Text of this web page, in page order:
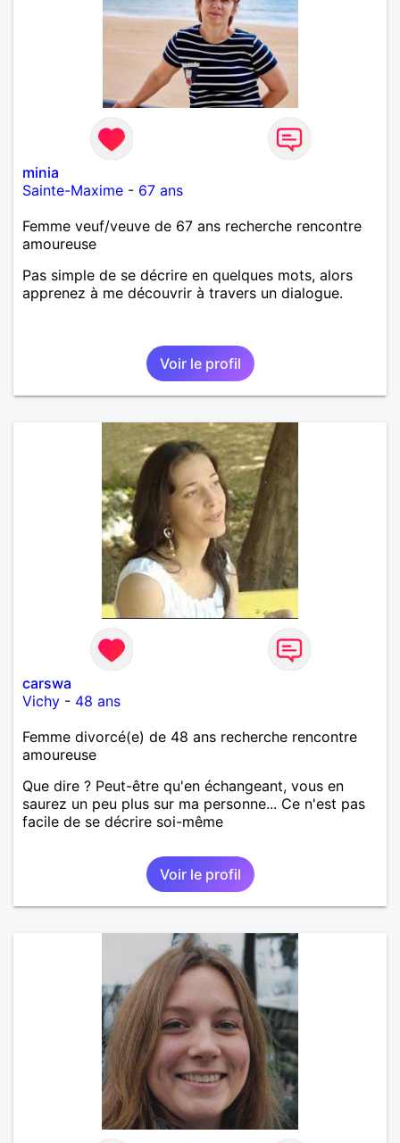
minia
Sainte-Maxime - 67 ans
Femme veuf/veuve de 67 ans recherche rencontre
amoureuse
Pas simple de se décrire en quelques mots, alors
apprenez à me découvrir à travers un dialogue.
Voir le profil
carswa
Vichy - 48 ans
Femme divorcé(e) de 48 ans recherche rencontre
amoureuse
Que dire ? Peut-être qu'en échangeant, vous en
saurez un peu plus sur ma personne... Ce n'est pas
facile de se décrire soi-même
Voir le profil